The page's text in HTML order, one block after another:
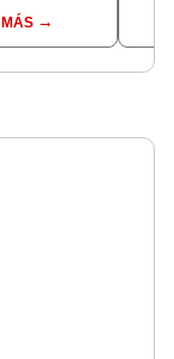
sistema